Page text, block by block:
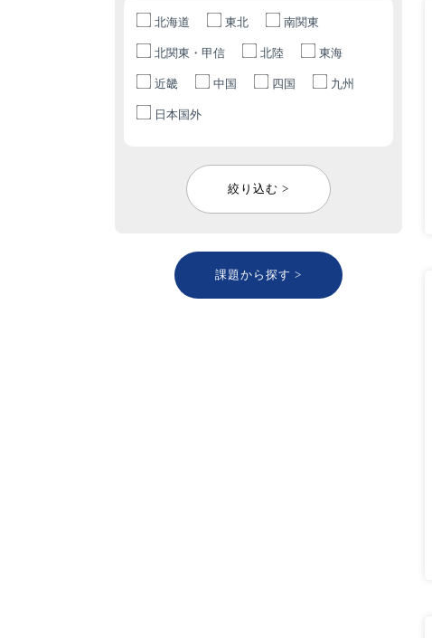
北海道 東北 南関東
北関東・甲信 北陸 東海
近畿 中国 四国 九州
日本国外
絞り込む >
課題から探す >